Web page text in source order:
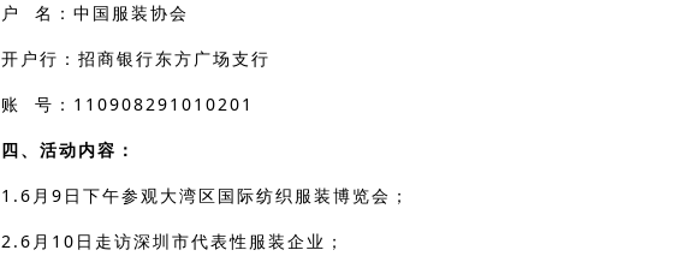
户 名：中国服装协会
开户行：招商银行东方广场支行
账
号：110908291010201
四、活动内容：
1.6月9日下午参观大湾区国际纺织服装博览会；
2.6月10日走访深圳市代表性服装企业；